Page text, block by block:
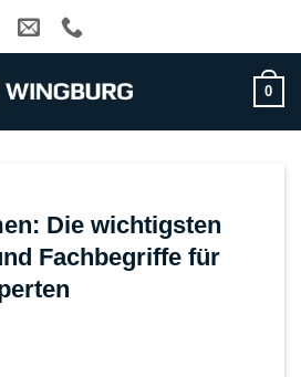
0
Die wichtigsten
Fachbegriffe für